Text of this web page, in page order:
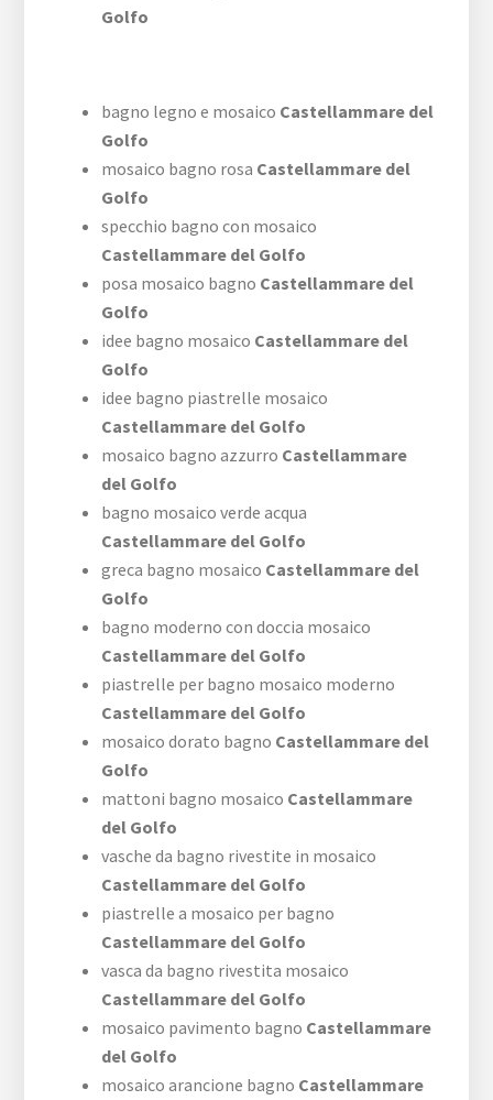
Golfo
bagno legno e mosaico Castellammare del
Golfo
mosaico bagno rosa Castellammare del
Golfo
specchio bagno con mosaico
Castellammare del Golfo
posa mosaico bagno Castellammare del
Golfo
idee bagno mosaico Castellammare del
Golfo
idee bagno piastrelle mosaico
Castellammare del Golfo
mosaico bagno azzurro Castellammare
del Golfo
bagno mosaico verde acqua
Castellammare del Golfo
greca bagno mosaico Castellammare del
Golfo
bagno moderno con doccia mosaico
Castellammare del Golfo
piastrelle per bagno mosaico moderno
Castellammare del Golfo
mosaico dorato bagno Castellammare del
Golfo
mattoni bagno mosaico Castellammare
del Golfo
vasche da bagno rivestite in mosaico
Castellammare del Golfo
piastrelle a mosaico per bagno
Castellammare del Golfo
vasca da bagno rivestita mosaico
Castellammare del Golfo
mosaico pavimento bagno Castellammare
del Golfo
mosaico arancione bagno Castellammare